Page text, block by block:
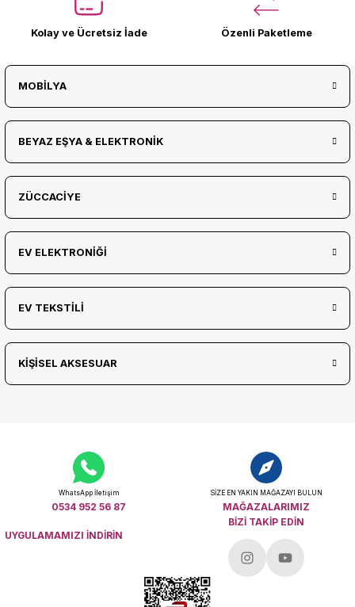
Kolay ve Ücretsiz İade Özenli Paketleme
MOBİLYA
BEYAZ EŞYA & ELEKTRONİK
ZÜCCACİYE
EV ELEKTRONİĞİ
EV TEKSTİLİ
KİŞİSEL AKSESUAR
WhatsApp İletişim
0534 952 56 87
SİZE EN YAKIN MAĞAZAYI BULUN
MAĞAZALARIMIZ
UYGULAMAMIZI İNDİRİN
BİZİ TAKİP EDİN